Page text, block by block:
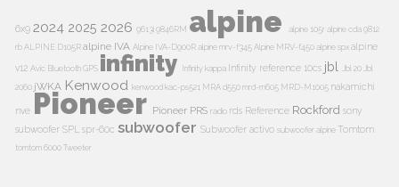
6x9 2024 2025 2026 9613i9846RM alpine alpine 105r alpine cda 9812
rbALPINE D105Ralpine IVA Alpine IVA-D900Ralpine mrv-f345Alpine MRV-f450alpine spxalpine
v12 Avic BluetoothGPS infinity Infinity kappa Infinity reference 10cs jbl Jbl 20 Jbl
2060 jWKA Kenwood kenwood kac-ps521 MRA d550mrd-m605 MRD-M1005 nakamichi
nve Pioneer Pioneer PRS radio rds Reference Rockford sony
subwoofer SPL spr-60c subwoofer Subwoofer activo subwoofer alpine Tomtom
tomtom 6000Tweeter